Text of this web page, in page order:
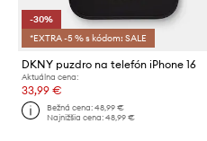
-30%
*EXTRA -5 % s kódom: SALE
DKNY puzdro na telefón iPhone 16
Aktuálna cena:
33,99 €
Bežná cena:48,99 €
Najnižšia cena:48,99 €